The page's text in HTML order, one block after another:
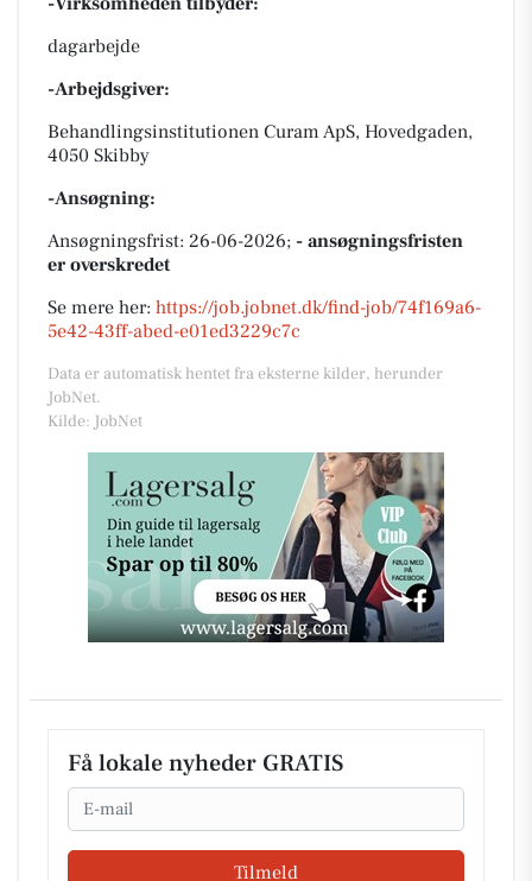
dagarbejde
-Arbejdsgiver:
Behandlingsinstitutionen Curam ApS, Hovedgaden,
4050 Skibby
-Ansøgning:
Ansøgningsfrist: 26-06-2026; - ansøgningsfristen
er overskredet
Se mere her: https://job.jobnet.dk/find-job/74f169a6-
5e42-43ff-abed-e01ed3229c7c
Data er automatisk hentet fra eksterne kilder, herunder
JobNet.
Kilde: JobNet
Få lokale nyheder GRATIS
Email
Tilmeld